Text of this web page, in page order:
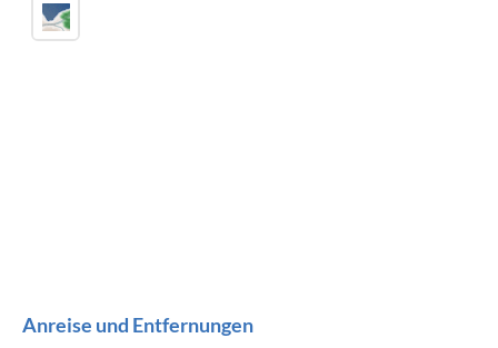
Gäste-WC 2
Fernseher
WLAN
Anreise und Entfernungen